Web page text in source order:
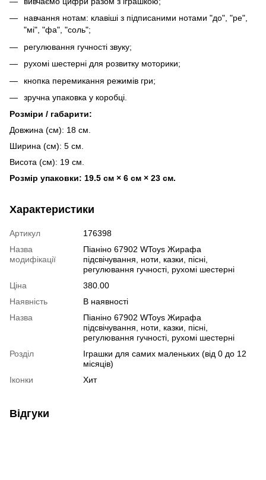
навчання нотам: клавіші з підписаними нотами "до", "ре",
"мі", "фа", "соль";
регулювання гучності звуку;
рухомі шестерні для розвитку моторики;
кнопка перемикання режимів гри;
зручна упаковка у коробці.
Розміри / габарити:
Довжина (см): 18 см.
Ширина (см): 5 см.
Висота (см): 19 см.
Розмір упаковки: 19.5 см × 6 см × 23 см.
Характеристики
Артикул
176398
Назва
модифікації
Піаніно 67902 WToys Жирафа
підсвічування, ноти, казки, пісні,
регулювання гучності, рухомі шестерні
Ціна
380.00
Наявність
В наявності
Назва
Піаніно 67902 WToys Жирафа
підсвічування, ноти, казки, пісні,
регулювання гучності, рухомі шестерні
Розділ
Іграшки для самих маленьких (від 0 до 12
місяців)
Іконки
Хит
Відгуки